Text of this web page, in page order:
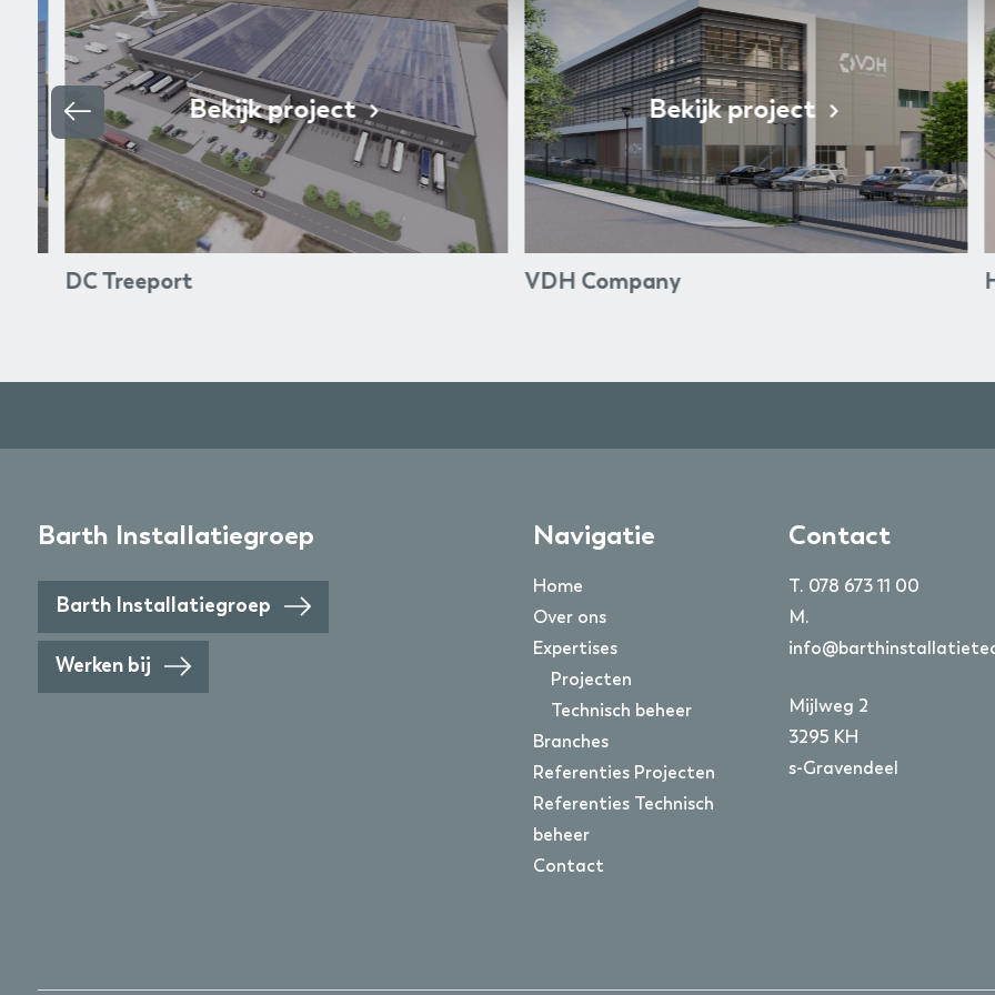
Bekijk project
DC Treeport
Bekijk project
VDH Company
Barth Installatiegroep
Barth Installatiegroep
Werken bij
Navigatie
Home
Over ons
Expertises
Projecten
Technisch beheer
Branches
Referenties Projecten
Referenties Technisch
beheer
Contact
Contact
T. 078 673 11 00
M.
Mijlweg 2
3295 KH
s-Gravendeel